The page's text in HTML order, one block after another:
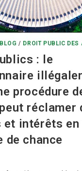
BLOG / DROIT PUBLIC DES
: le
procédure
réclamer
et intérêts
de chance